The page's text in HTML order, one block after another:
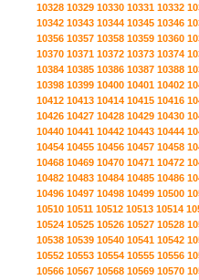
10328 10329 10330 10331 10332
10342 10343 10344 10345 10346
10356 10357 10358 10359 10360
10370 10371 10372 10373 10374
10384 10385 10386 10387 10388
10398 10399 10400 10401 10402
10412 10413 10414 10415 10416
10426 10427 10428 10429 10430
10440 10441 10442 10443 10444
10454 10455 10456 10457 10458
10468 10469 10470 10471 10472
10482 10483 10484 10485 10486
10496 10497 10498 10499 10500
10510 10511 10512 10513 10514
10524 10525 10526 10527 10528
10538 10539 10540 10541 10542
10552 10553 10554 10555 10556
10566 10567 10568 10569 10570